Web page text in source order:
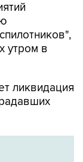
утром в
ликвидация